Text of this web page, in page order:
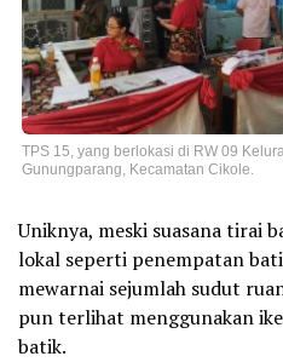
TPS 15, yang berlokasi di RW 09
Gunungparang, Kecamatan Cikole.
Uniknya, meski suasana tirai
lokal seperti penempatan
mewarnai sejumlah sudut
pun terlihat menggunakan
batik.